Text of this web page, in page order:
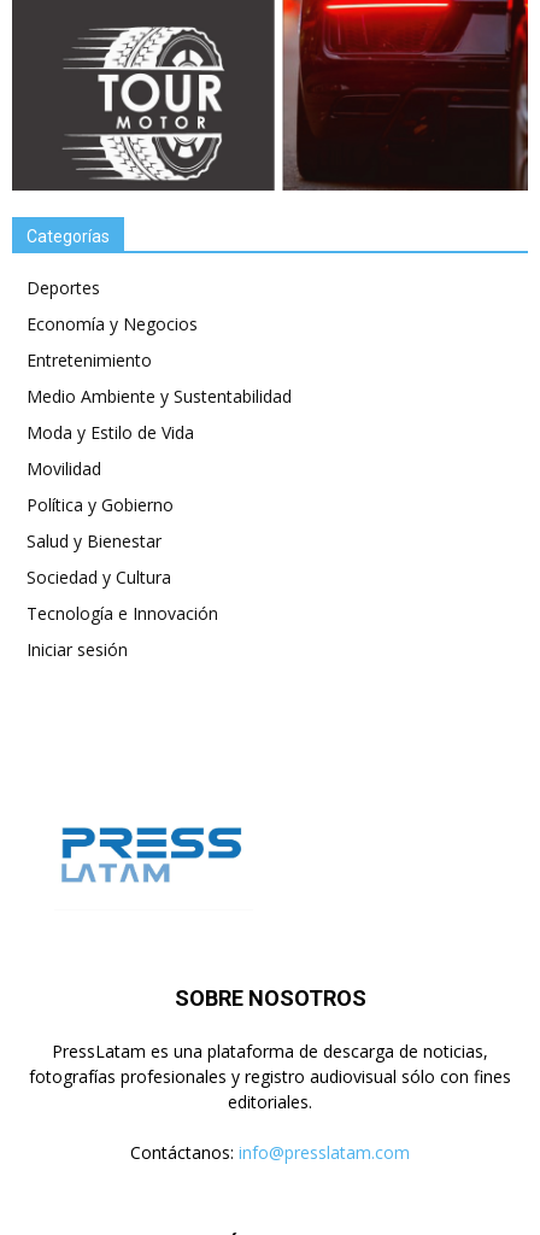
Categorías
Deportes
Economía y Negocios
Entretenimiento
Medio Ambiente y Sustentabilidad
Moda y Estilo de Vida
Movilidad
Política y Gobierno
Salud y Bienestar
Sociedad y Cultura
Tecnología e Innovación
Iniciar sesión
SOBRE NOSOTROS
PressLatam es una plataforma de descarga de noticias,
fotografías profesionales y registro audiovisual sólo con fines
editoriales.
Contáctanos: info@presslatam.com